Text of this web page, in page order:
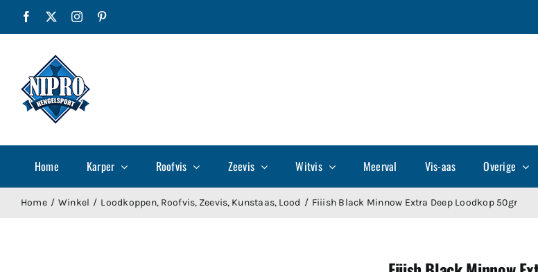
Facebook Instagram
Home Karper Roofvis Zeevis Witvis Meerval Vis-aas Overige
Home Winkel Loodkoppen Roofvis Zeevis Kunstaas Lood Fiiish Black Minnow Extra Deep Loodkop 50gr